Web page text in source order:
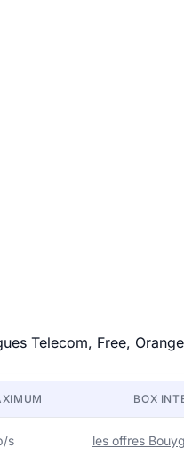
Telecom, Free,
BOX
s les offres